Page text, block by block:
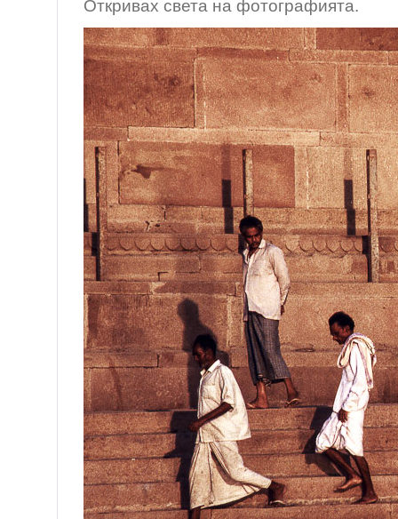
Откривах света на фотографията.